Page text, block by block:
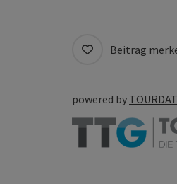
Beitrag
powered by